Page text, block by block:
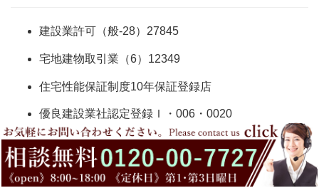
建設業許可（般-28）27845
宅地建物取引業（6）12349
住宅性能保証制度10年保証登録店
優良建設業社認定登録Ｉ・006・0020
住宅瑕疵担保責任保険に登場
LIXIL リフォームネットワーク会員